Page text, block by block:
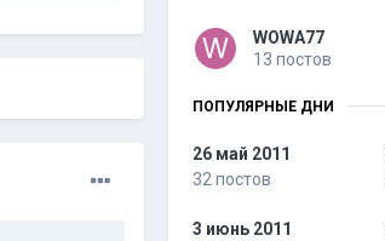
WOWA77
13 постов
ПОПУЛЯРНЫЕ ДНИ
26 май 2011
32 постов
3 июнь 2011